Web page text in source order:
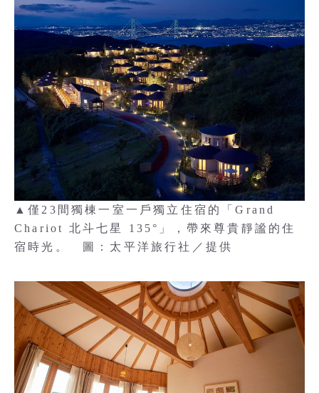
▲僅23間獨棟一室一戶獨立住宿的「Grand
Chariot 北斗七星 135°」，帶來尊貴靜謐的住
宿時光。 圖：太平洋旅行社／提供